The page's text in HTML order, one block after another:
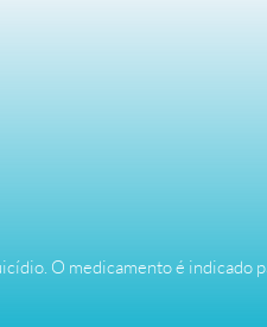
O medicamento é indicado